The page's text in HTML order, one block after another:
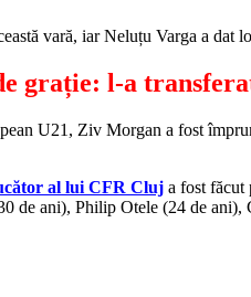
vară, iar Neluțu Varga a
grație: l-a
U21, Ziv Morgan a fost
al lui CFR Cluj a fost făcut
de ani), Philip Otele (24 de